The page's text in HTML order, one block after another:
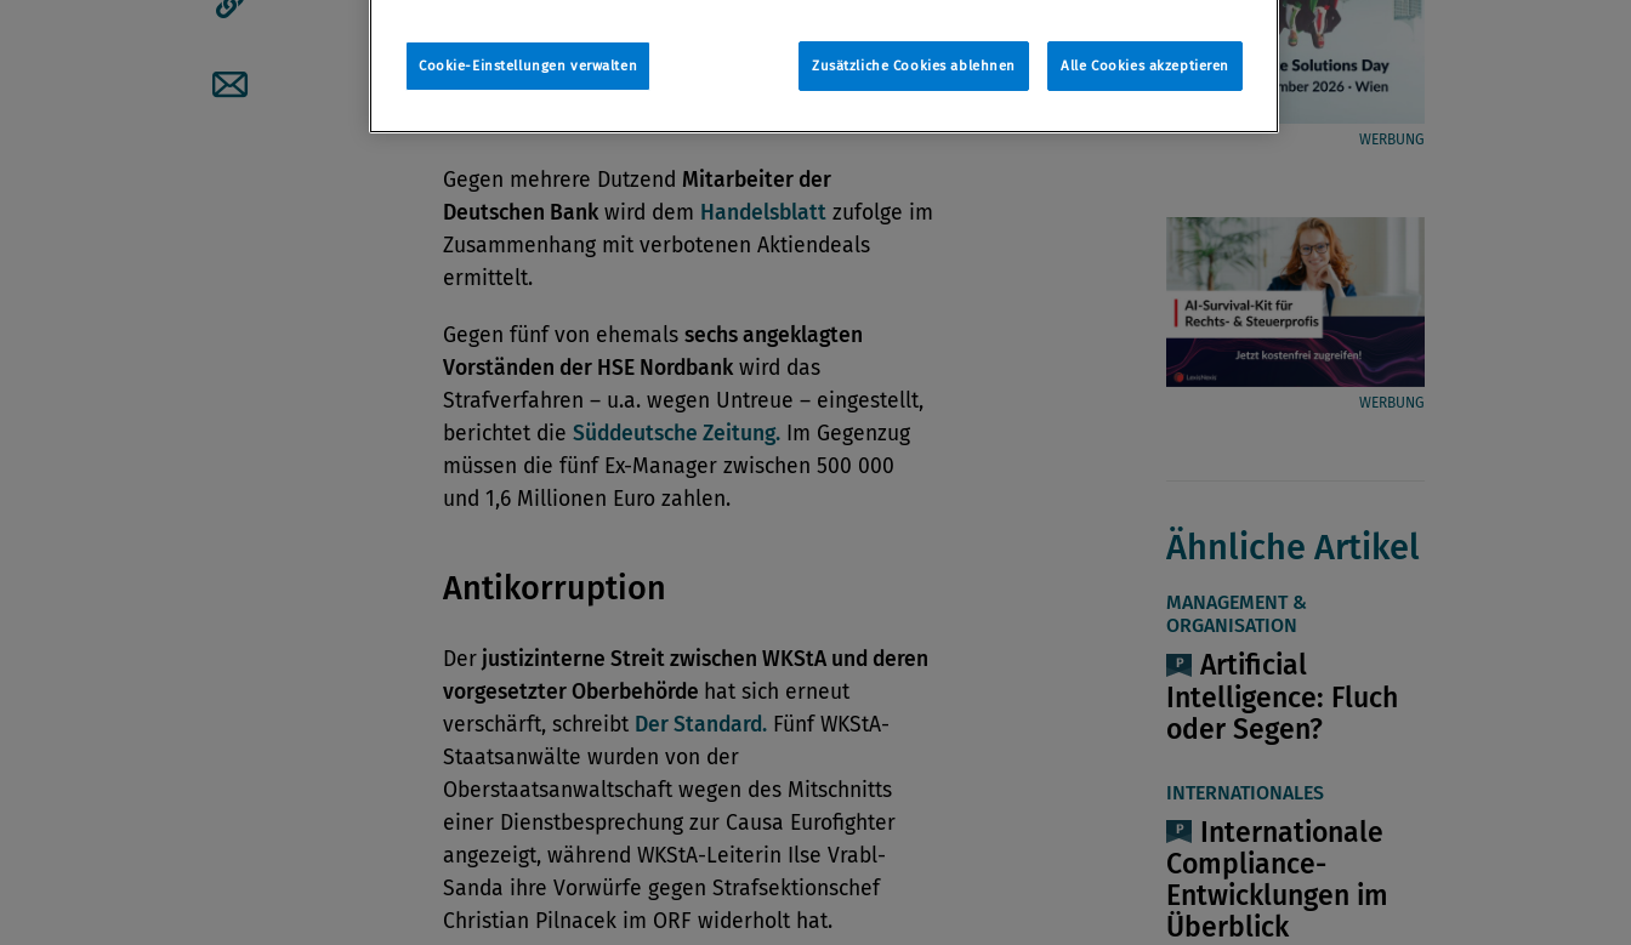
Artikellink kopieren
Artikel per Mail teilen
Gegen mehrere Dutzend Mitarbeiter der
Deutschen Bank wird dem Handelsblatt zufolge im
Zusammenhang mit verbotenen Aktiendeals
ermittelt.
Gegen fünf von ehemals sechs angeklagten
Vorständen der HSE Nordbank wird das
Strafverfahren – u.a. wegen Untreue – eingestellt,
berichtet die Süddeutsche Zeitung. Im Gegenzug
müssen die fünf Ex-Manager zwischen 500 000
und 1,6 Millionen Euro zahlen.
Antikorruption
Der justizinterne Streit zwischen WKStA und deren
vorgesetzter Oberbehörde hat sich erneut
verschärft, schreibt Der Standard. Fünf WKStA-
Staatsanwälte wurden von der
Oberstaatsanwaltschaft wegen des Mitschnitts
einer Dienstbesprechung zur Causa Eurofighter
angezeigt, während WKStA-Leiterin Ilse Vrabl-
Sanda ihre Vorwürfe gegen Strafsektionschef
Christian Pilnacek im ORF widerholt hat.
WERBUNG
WERBUNG
Ähnliche Artikel
MANAGEMENT &
ORGANISATION
Artificial
Intelligence: Fluch
oder Segen?
INTERNATIONALES
Internationale
Compliance-
Entwicklungen im
Überblick
Zusätzliche Cookies ablehnen Alle Cookies akzeptieren
Cookie-Einstellungen verwalten